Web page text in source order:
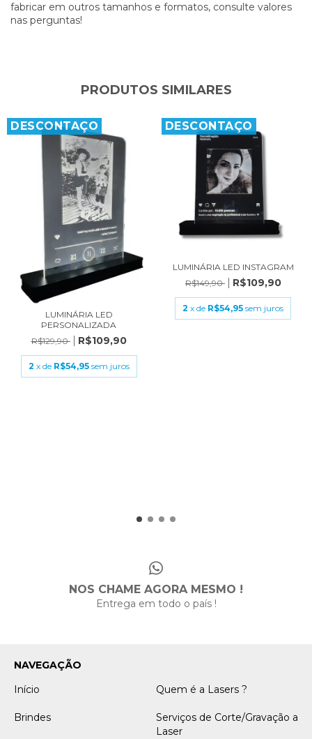
fabricar em outros tamanhos e formatos, consulte valores
nas perguntas!
PRODUTOS SIMILARES
DESCONTAÇO
LUMINÁRIA LED
PERSONALIZADA
R$129,90
R$109,90
2 x de R$54,95 sem juros
DESCONTAÇO
LUMINÁRIA LED INSTAGRAM
R$149,90
R$109,90
2 x de R$54,95 sem juros
NOS CHAME AGORA MESMO !
Entrega em todo o país !
NAVEGAÇÃO
Início
Quem é a Lasers ?
Brindes
Serviços de Corte/Gravação a
Laser